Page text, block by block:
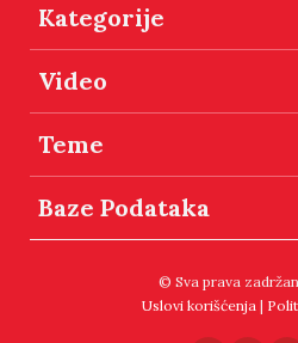
Kategorije
Video
Teme
Baze Podataka
© Sva prava
Uslovi korišćenja |